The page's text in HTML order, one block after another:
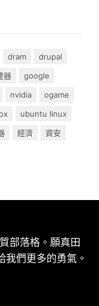
dram
drupal
器
google
nvidia
ogame
ubuntu linux
經濟
資安
部落格。願真田
們更多的勇氣。